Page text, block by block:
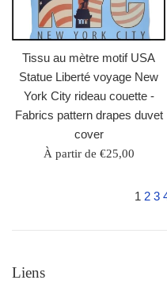
Tissu au mètre motif USA
Statue Liberté voyage New
York City rideau couette -
Fabrics pattern drapes duvet
cover
À partir de €25,00
1 2 3
Liens